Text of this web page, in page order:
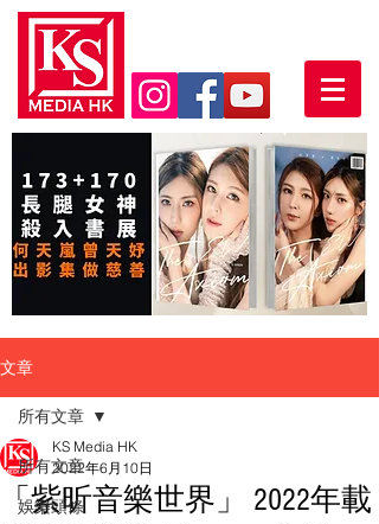
文章
所有文章
娛樂頭條
所有文章
「紫昕音樂世界」 2022年載
KS Media HK
2022年6月10日